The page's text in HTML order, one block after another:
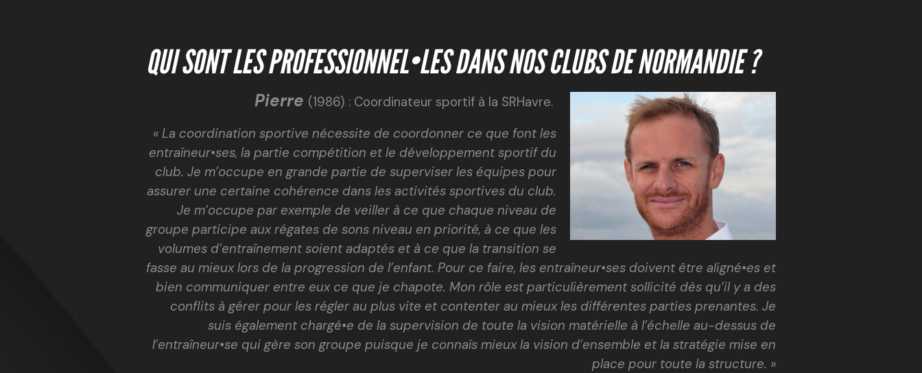
QUI SONT LES PROFESSIONNEL•LES DANS NOS CLUBS DE NORMANDIE ?
Pierre (1986) : Coordinateur sportif à la SRHavre.
«La coordination sportive nécessite de coordonner ce que font les
entraîneur•ses, la partie compétition et le développement sportif du
club. Je m’occupe en grande partie de superviser les équipes pour
assurer une certaine cohérence dans les activités sportives du club.
Je m’occupe par exemple de veiller à ce que chaque niveau de
groupe participe aux régates de sons niveau en priorité, à ce que les
volumes d’entraînement soient adaptés et à ce que la transition se
fasse au mieux lors de la progression de l’enfant. Pour ce faire, les entraîneur•ses doivent être aligné•es et
bien communiquer entre eux ce que je chapote. Mon rôle est particulièrement sollicité dès qu’il y a des
conflits à gérer pour les régler au plus vite et contenter au mieux les différentes parties prenantes. Je
suis également chargé•e de la supervision de toute la vision matérielle à l’échelle au-dessus de
l’entraîneur•se qui gère son groupe puisque je connaîs mieux la vision d’ensemble et la stratégie mise en
place pour toute la structure. »